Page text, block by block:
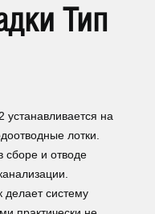
Тип
на
лотки.
сборе и отводе
делает систему